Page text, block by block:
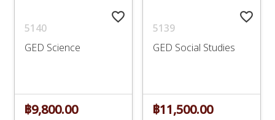
favorite_border
5140
GED Science
฿9,800.00
favorite_border
5139
GED Social Studies
฿11,500.00